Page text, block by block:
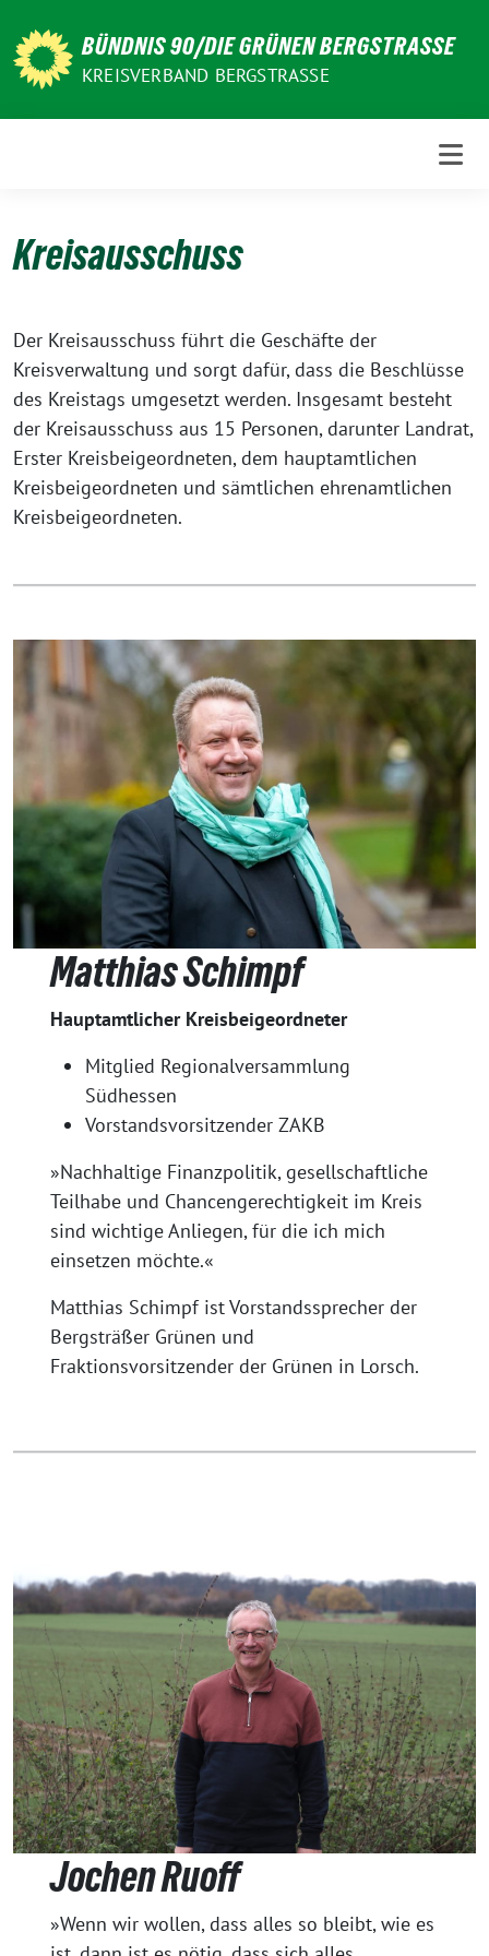
zum
Inhalt
BÜNDNIS 90/DIE GRÜNEN BERGSTRASSE
KREISVERBAND BERGSTRASSE
Kreisausschuss
Der Kreisausschuss führt die Geschäfte der
Kreisverwaltung und sorgt dafür, dass die Beschlüsse
des Kreistags umgesetzt werden. Insgesamt besteht
der Kreisausschuss aus 15 Personen, darunter Landrat,
Erster Kreisbeigeordneten, dem hauptamtlichen
Kreisbeigeordneten und sämtlichen ehrenamtlichen
Kreisbeigeordneten.
Matthias Schimpf
Hauptamtlicher Kreisbeigeordneter
Mitglied Regionalversammlung
Südhessen
Vorstandsvorsitzender ZAKB
»Nachhaltige Finanzpolitik, gesellschaftliche
Teilhabe und Chancengerechtigkeit im Kreis
sind wichtige Anliegen, für die ich mich
einsetzen möchte.«
Matthias Schimpf ist Vorstandssprecher der
Bergsträßer Grünen und
Fraktionsvorsitzender der Grünen in Lorsch.
Jochen Ruoff
»Wenn wir wollen, dass alles so bleibt, wie es